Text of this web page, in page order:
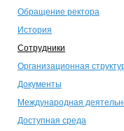
Обращение ректора
История
Сотрудники
Организационная
Документы
Международная
Доступная среда